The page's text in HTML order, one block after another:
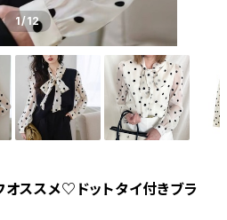
1/12
オススメ♡ドットタイ付きブラ